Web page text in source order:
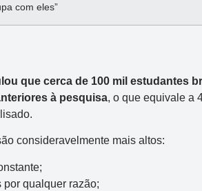
com eles”
que cerca de 100 mil estudantes
à pesquisa, o que equivale a
consideravelmente mais altos:
qualquer razão;